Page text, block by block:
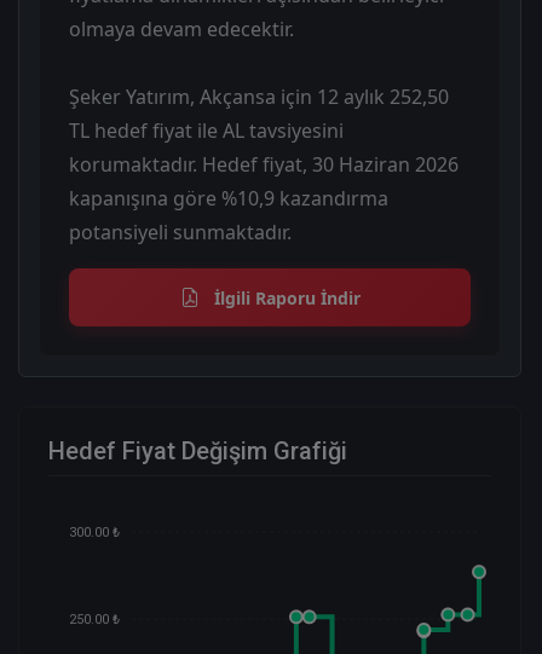
olmaya devam edecektir.
Şeker Yatırım, Akçansa için 12 aylık 252,50
TL hedef fiyat ile AL tavsiyesini
korumaktadır. Hedef fiyat, 30 Haziran 2026
kapanışına göre %10,9 kazandırma
potansiyeli sunmaktadır.
İlgili Raporu İndir
Hedef Fiyat Değişim Grafiği
300.00 ₺
250.00 ₺